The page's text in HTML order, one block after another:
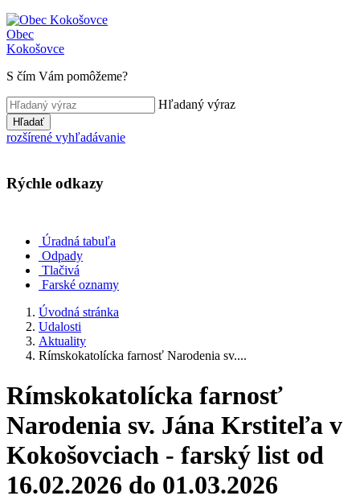
Obec
Kokošovce
S čím Vám pomôžeme?
Hľadaný výraz
Hľadať
rozšírené vyhľadávanie
Rýchle odkazy
Úradná tabuľa
Odpady
Tlačivá
Farské oznamy
Úvodná stránka
Udalosti
Aktuality
Rímskokatolícka farnosť Narodenia sv....
Rímskokatolícka farnosť
Narodenia sv. Jána Krstiteľa v
Kokošovciach - farský list od
16.02.2026 do 01.03.2026